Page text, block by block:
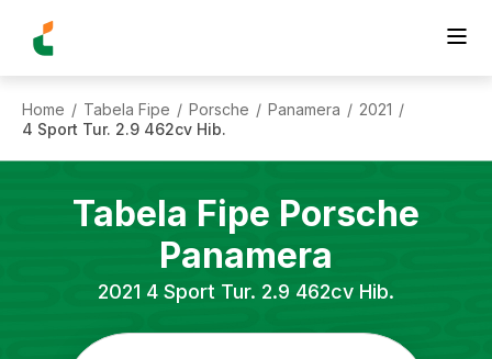
Home / Tabela Fipe / Porsche / Panamera / 2021 /
4 Sport Tur. 2.9 462cv Hib.
Tabela Fipe Porsche
Panamera
2021 4 Sport Tur. 2.9 462cv Hib.